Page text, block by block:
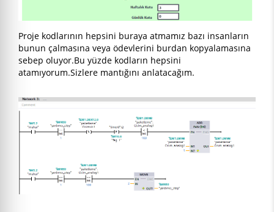
Proje kodlarının hepsini buraya atmamız bazı insanların
bunun çalmasına veya ödevlerini burdan kopyalamasına
sebep oluyor.Bu yüzde kodların hepsini
atamıyorum.Sizlere mantığını anlatacağım.